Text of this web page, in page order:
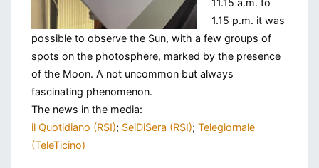
11.15 a.m. to
1.15 p.m. it was
possible to observe the Sun, with a few groups of
spots on the photosphere, marked by the presence
of the Moon. A not uncommon but always
fascinating phenomenon.
The news in the media:
il Quotidiano (RSI); SeiDiSera (RSI); Telegiornale
(TeleTicino)